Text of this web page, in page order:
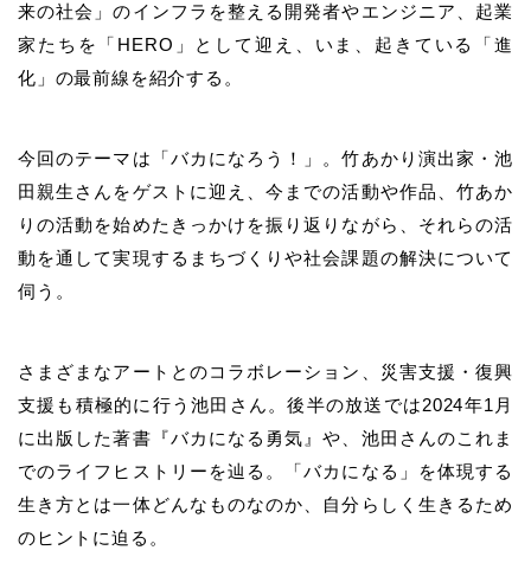
来の社会」のインフラを整える開発者やエンジニア、起業
家たちを「HERO」として迎え、いま、起きている「進
化」の最前線を紹介する。
今回のテーマは「バカになろう！」。竹あかり演出家・池
田親生さんをゲストに迎え、今までの活動や作品、竹あか
りの活動を始めたきっかけを振り返りながら、それらの活
動を通して実現するまちづくりや社会課題の解決について
伺う。
さまざまなアートとのコラボレーション、災害支援・復興
支援も積極的に行う池田さん。後半の放送では2024年1月
に出版した著書『バカになる勇気』や、池田さんのこれま
でのライフヒストリーを辿る。「バカになる」を体現する
生き方とは一体どんなものなのか、自分らしく生きるため
のヒントに迫る。